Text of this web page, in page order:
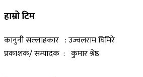
हाम्रो टिम
कानुनी सल्लाहकार : उज्वलराम घिमिरे
प्रकाशक/ सम्पादक : कुमार श्रेष्ठ